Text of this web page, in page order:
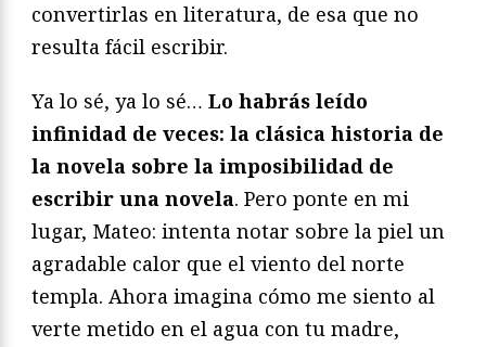
convertirlas en literatura, de esa que no
resulta fácil escribir.
Ya lo sé, ya lo sé… Lo habrás leído
infinidad de veces: la clásica historia de
la novela sobre la imposibilidad de
escribir una novela. Pero ponte en mi
lugar, Mateo: intenta notar sobre la piel un
agradable calor que el viento del norte
templa. Ahora imagina cómo me siento al
verte metido en el agua con tu madre,